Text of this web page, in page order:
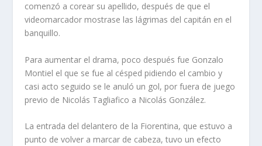
comenzó a corear su apellido, después de que el
videomarcador mostrase las lágrimas del capitán en el
banquillo.
Para aumentar el drama, poco después fue Gonzalo
Montiel el que se fue al césped pidiendo el cambio y
casi acto seguido se le anuló un gol, por fuera de juego
previo de Nicolás Tagliafico a Nicolás González.
La entrada del delantero de la Fiorentina, que estuvo a
punto de volver a marcar de cabeza, tuvo un efecto